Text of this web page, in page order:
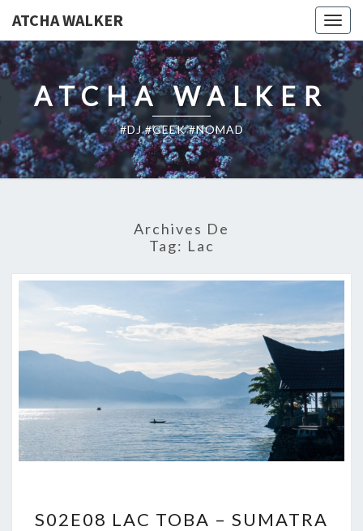
ATCHA WALKER
ATCHA WALKER
#DJ #GEEK #NOMAD
Archives De
Tag: Lac
LAC
S02E08 LAC TOBA – SUMATRA